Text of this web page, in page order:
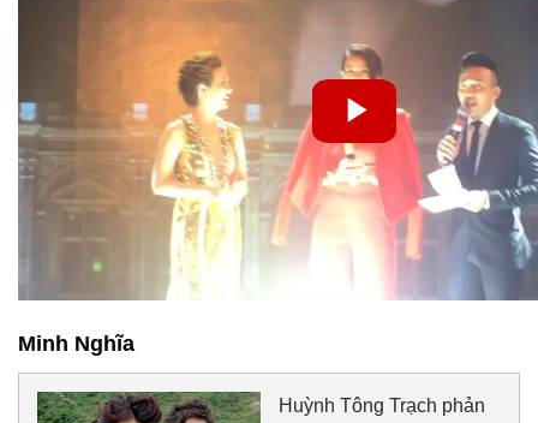
Minh Nghĩa
Huỳnh Tông Trạch phản